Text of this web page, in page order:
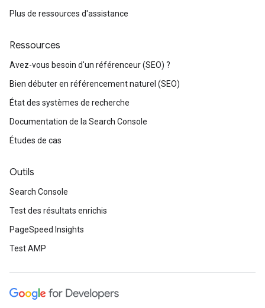
Plus de ressources d'assistance
Ressources
Avez-vous besoin d'un référenceur (SEO) ?
Bien débuter en référencement naturel (SEO)
État des systèmes de recherche
Documentation de la Search Console
Études de cas
Outils
Search Console
Test des résultats enrichis
PageSpeed Insights
Test AMP